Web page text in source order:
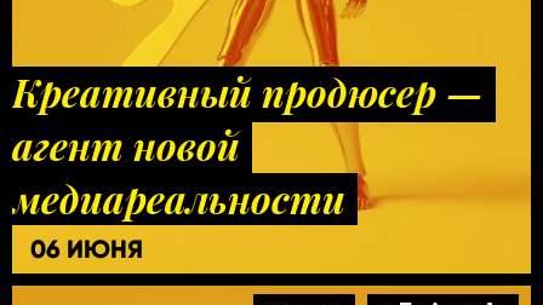
Креативный продюсер —
агент новой
медиареальности
06 ИЮНЯ